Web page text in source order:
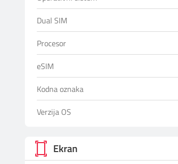
Dual SIM
Procesor
eSIM
Kodna oznaka
Verzija OS
Ekran